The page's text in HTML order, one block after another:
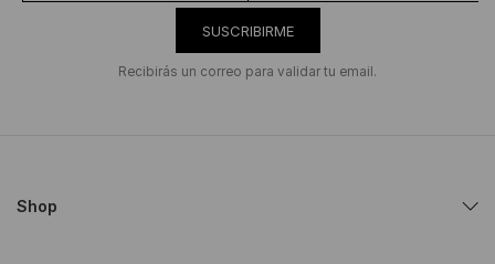
SUSCRIBIRME
Recibirás un correo para validar tu email.
Shop